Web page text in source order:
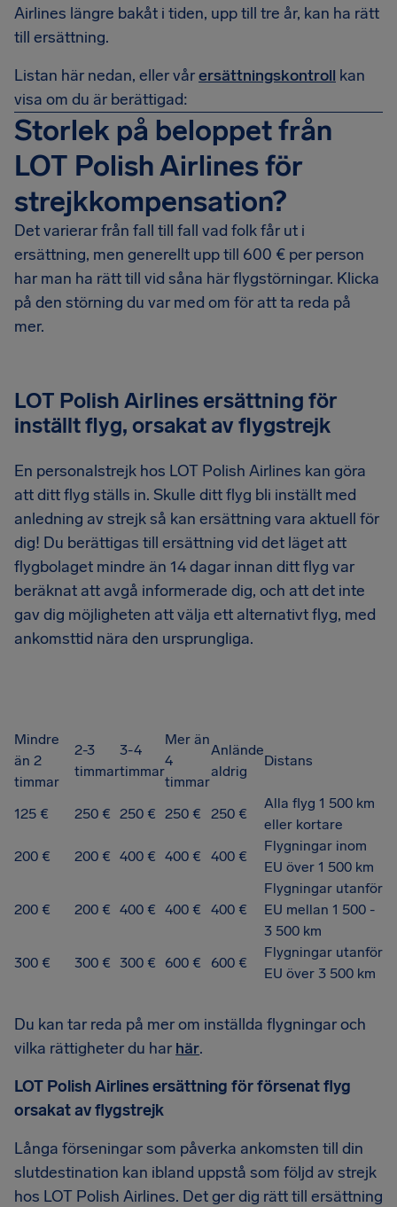
Airlines längre bakåt i tiden, upp till tre år, kan ha rätt
till ersättning.
Listan här nedan, eller vårersättningskontroll kan
visa om du är berättigad:
Storlek på beloppet från
LOT Polish Airlines för
strejkkompensation?
Det varierar från fall till fall vad folk får ut i
ersättning, men generellt upp till 600 € per person
har man ha rätt till vid såna här flygstörningar. Klicka
på den störning du var med om för att ta reda på
mer.
LOT Polish Airlines ersättning för
inställt flyg, orsakat av flygstrejk
En personalstrejk hos LOT Polish Airlines kan göra
att ditt flyg ställs in. Skulle ditt flyg bli inställt med
anledning av strejk så kan ersättning vara aktuell för
dig! Du berättigas till ersättning vid det läget att
flygbolaget mindre än 14 dagar innan ditt flyg var
beräknat att avgå informerade dig, och att det inte
gav dig möjligheten att välja ett alternativt flyg, med
ankomsttid nära den ursprungliga.
Mindre
än 2
timmar
2-3
timmar
3-4
timmar
Mer än
4
timmar
Anlände
aldrig
Distans
125 € 250 € 250 € 250 € 250 €
Alla flyg 1 500 km
eller kortare
200 €
200 € 400 € 400 € 400 €
Flygningar inom
EU över 1 500 km
200 € 200 € 400 € 400 € 400 €
Flygningar utanför
EU mellan 1 500 -
3 500 km
300 €
300 € 300 € 600 € 600 €
Flygningar utanför
EU över 3 500 km
Du kan tar reda på mer om inställda flygningar och
vilka rättigheter du har här.
LOT Polish Airlines ersättning för försenat flyg
orsakat av flygstrejk
Långa förseningar som påverka ankomsten till din
slutdestination kan ibland uppstå som följd av strejk
hos LOT Polish Airlines. Det ger dig rätt till ersättning